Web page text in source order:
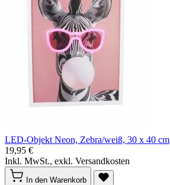
LED-Objekt Neon, Zebra/weiß, 30 x 40 cm
19,95 €
Inkl. MwSt., exkl. Versandkosten
In den Warenkorb